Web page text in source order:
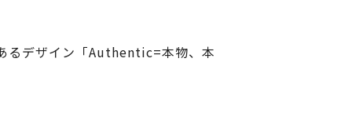
るデザイン「Authentic=本物、本